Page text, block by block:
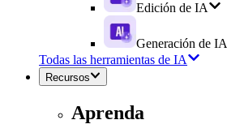
Edición de IA
Generación de IA
Todas las herramientas de IA
Recursos
Aprenda